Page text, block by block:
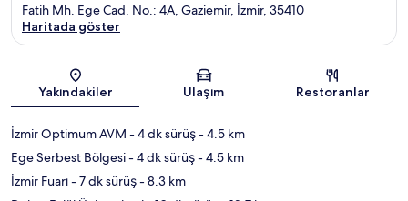
Harita
Fatih Mh. Ege Cad. No.: 4A, Gaziemir, İzmir, 35410
Haritada göster
Yakındakiler Ulaşım Restoranlar
İzmir Optimum AVM - 4 dk sürüş- 4.5 km
Ege Serbest Bölgesi- 4 dk sürüş- 4.5 km
İzmir Fuarı- 7 dk sürüş- 8.3 km